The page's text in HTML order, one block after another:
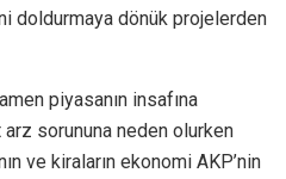
doldurmaya dönük projelerden
piyasanın insafına
sorununa neden olurken
ve kiraların ekonomi AKP’nin